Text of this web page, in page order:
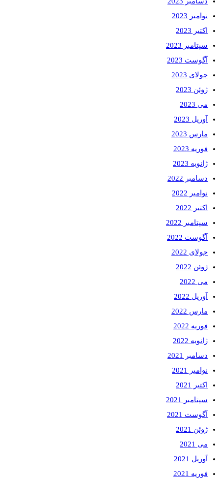
نوامبر 2023
اکتبر 2023
سپتامبر 2023
آگوست 2023
جولای 2023
ژوئن 2023
می 2023
آوریل 2023
مارس 2023
فوریه 2023
ژانویه 2023
دسامبر 2022
نوامبر 2022
اکتبر 2022
سپتامبر 2022
آگوست 2022
جولای 2022
ژوئن 2022
می 2022
آوریل 2022
مارس 2022
فوریه 2022
ژانویه 2022
دسامبر 2021
نوامبر 2021
اکتبر 2021
سپتامبر 2021
آگوست 2021
ژوئن 2021
می 2021
آوریل 2021
فوریه 2021